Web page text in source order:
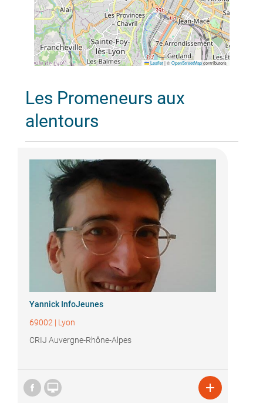
Leaflet |©OpenStreetMapcontributors
Les Promeneurs aux
alentours
Yannick InfoJeunes
69002 | Lyon
CRIJ Auvergne-Rhône-Alpes
 